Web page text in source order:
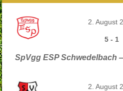
2. August
5 - 1
SpVgg ESP Schwedelbach
2. August